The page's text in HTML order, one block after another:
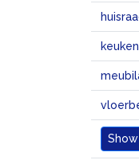
Show